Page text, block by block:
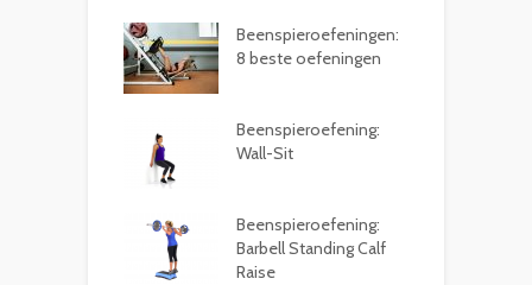
Beenspieroefeningen:
8 beste oefeningen
Beenspieroefening:
Wall-Sit
Beenspieroefening:
Barbell Standing Calf
Raise